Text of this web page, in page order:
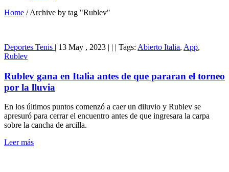
Home / Archive by tag "Rublev"
Deportes Tenis | 13 May , 2023 | | | Tags: Abierto Italia, App,
Rublev
Rublev gana en Italia antes de que pararan el torneo
por la lluvia
En los últimos puntos comenzó a caer un diluvio y Rublev se
apresuró para cerrar el encuentro antes de que ingresara la carpa
sobre la cancha de arcilla.
Leer más